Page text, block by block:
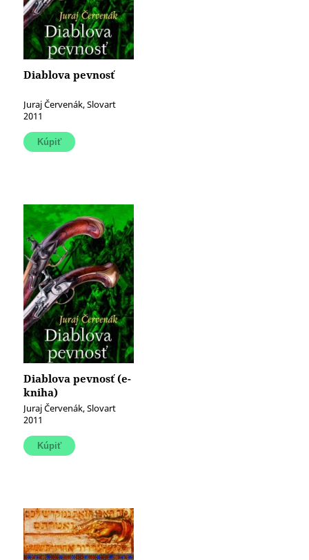
Diablova pevnosť
Juraj Červenák, Slovart
2011
Diablova pevnosť (e-
kniha)
Juraj Červenák, Slovart
2011